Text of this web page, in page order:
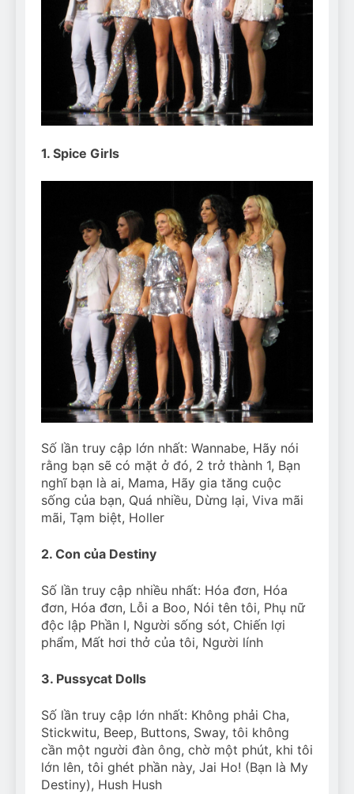
Can Bulldogs Play Fetch?
And How to Train Them!
7 Năm Ago
How Often Do I Need to
Groom My Bulldog
7 Năm Ago
1. Spice Girls
Số lần truy cập lớn nhất: Wannabe, Hãy nói
rằng bạn sẽ có mặt ở đó, 2 trở thành 1, Bạn
nghĩ bạn là ai, Mama, Hãy gia tăng cuộc
sống của bạn, Quá nhiều, Dừng lại, Viva mãi
mãi, Tạm biệt, Holler
2. Con của Destiny
Số lần truy cập nhiều nhất: Hóa đơn, Hóa
đơn, Hóa đơn, Lỗi a Boo, Nói tên tôi, Phụ nữ
độc lập Phần I, Người sống sót, Chiến lợi
phẩm, Mất hơi thở của tôi, Người lính
3. Pussycat Dolls
Số lần truy cập lớn nhất: Không phải Cha,
Stickwitu, Beep, Buttons, Sway, tôi không
cần một người đàn ông, chờ một phút, khi tôi
lớn lên, tôi ghét phần này, Jai Ho! (Bạn là My
Destiny), Hush Hush